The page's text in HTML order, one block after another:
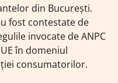
din București.
fost contestate de
invocate de ANPC
în domeniul
consumatorilor.